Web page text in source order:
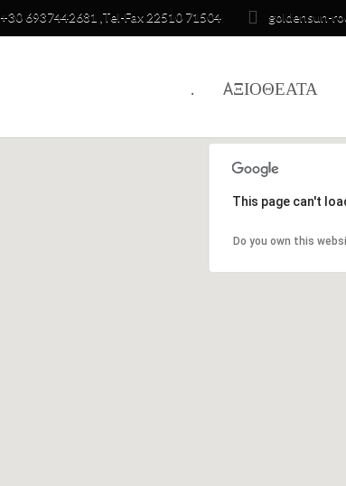
+30 6937442681 ,Tel-Fax 22510 71504 goldensun-
. AΞΙΟΘΕΑΤΑ
This page can't
Do you own this